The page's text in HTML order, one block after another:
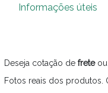
Informações úteis
Deseja cotação de freteou
Fotos reais dos produtos.